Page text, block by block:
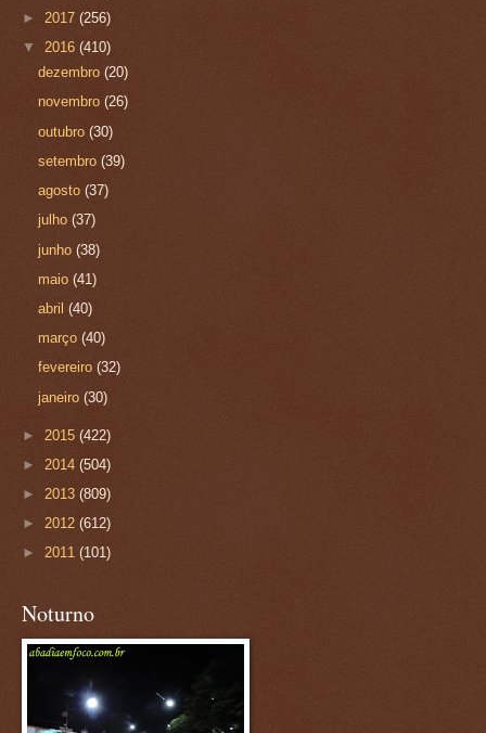
► 2017 (256)
▼ 2016 (410)
dezembro(20)
novembro(26)
outubro(30)
setembro(39)
agosto(37)
julho(37)
junho(38)
maio(41)
abril(40)
março(40)
fevereiro(32)
janeiro(30)
► 2015 (422)
► 2014 (504)
► 2013 (809)
► 2012 (612)
► 2011 (101)
Noturno